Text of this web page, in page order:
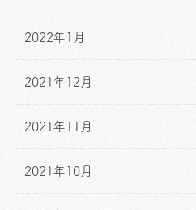
2022年1月
2021年12月
2021年11月
2021年10月